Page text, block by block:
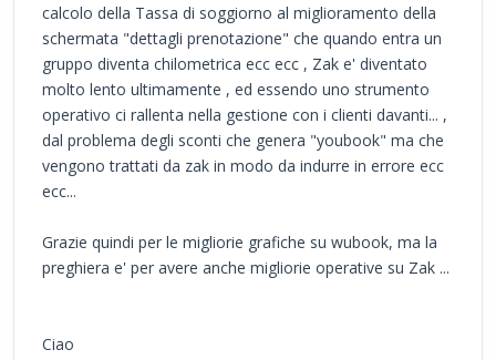
calcolo della Tassa di soggiorno al miglioramento della
schermata "dettagli prenotazione" che quando entra un
gruppo diventa chilometrica ecc ecc , Zak e' diventato
molto lento ultimamente , ed essendo uno strumento
operativo ci rallenta nella gestione con i clienti davanti... ,
dal problema degli sconti che genera "youbook" ma che
vengono trattati da zak in modo da indurre in errore ecc
ecc...
Grazie quindi per le migliorie grafiche su wubook, ma la
preghiera e' per avere anche migliorie operative su Zak ...
Ciao